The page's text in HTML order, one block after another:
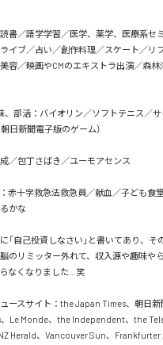
書／語学学習／医学、薬学、医療系セ
イブ／占い／創作料理／スケート／リ
容／映画やCMのエキストラ出演／森
、部活：バイオリン／ソフトテニス／
日新聞電子版のゲーム）
／包丁さばき／ユーモアセンス
赤十字救急法救急員／献血／子ども食
かな
「自己投資しなさい」と書いてあり、そ
のリミッター外れて、収入源や趣味や
なくなりました…笑
ースサイト：the Japan Times、朝日
Le Monde、the Independent、the
Herald、Vancouver Sun、Frankfurter